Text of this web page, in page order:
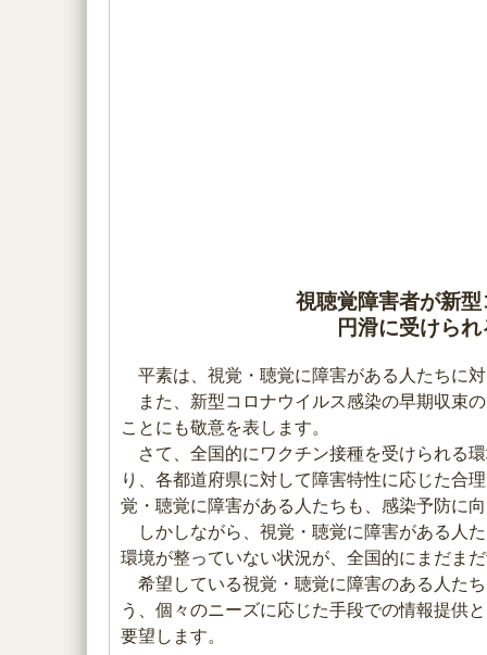
視聴覚障害者が新
円滑に受けら
平素は、視覚・聴覚に障害がある人たちに
また、新型コロナウイルス感染の早期収束
ことにも敬意を表します。
さて、全国的にワクチン接種を受けられる
り、各都道府県に対して障害特性に応じた合
覚・聴覚に障害がある人たちも、感染予防に
しかしながら、視覚・聴覚に障害がある人
環境が整っていない状況が、全国的にまだま
希望している視覚・聴覚に障害のある人た
う、個々のニーズに応じた手段での情報提供
要望します。